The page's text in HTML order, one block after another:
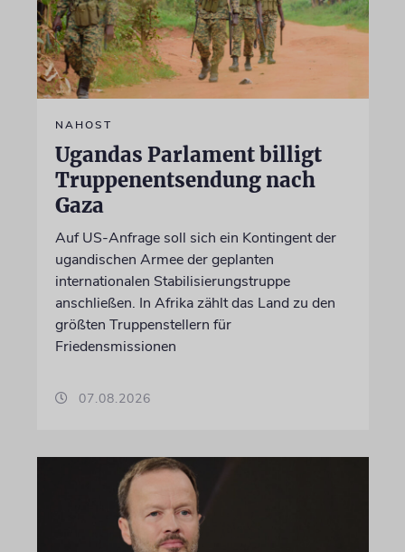
NAHOST
Ugandas Parlament billigt
Truppenentsendung nach
Gaza
Auf US-Anfrage soll sich ein Kontingent der
ugandischen Armee der geplanten
internationalen Stabilisierungstruppe
anschließen. In Afrika zählt das Land zu den
größten Truppenstellern für
Friedensmissionen
07.08.2026